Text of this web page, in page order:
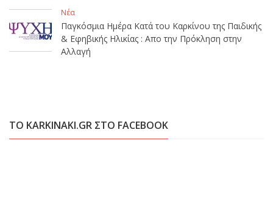
Νέα
Παγκόσμια Ημέρα Κατά του Καρκίνου της Παιδικής
& Εφηβικής Ηλικίας : Απο την Πρόκληση στην
Αλλαγή
ΤΟ KARKINAKI.GR ΣΤΟ FACEBOOK